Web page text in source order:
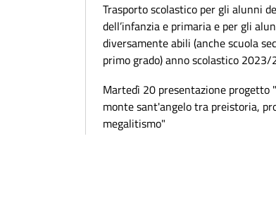
Trasporto scolastico per gli alunni
dell’infanzia e primaria e per gli
diversamente abili (anche scuola
primo grado) anno scolastico
Martedì 20 presentazione
monte sant'angelo tra preistoria,
megalitismo"